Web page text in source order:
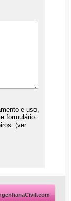
e uso,
formulário.
(ver